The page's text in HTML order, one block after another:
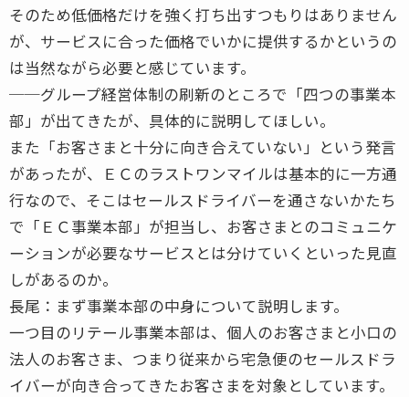
そのため低価格だけを強く打ち出すつもりはありません
が、サービスに合った価格でいかに提供するかというの
は当然ながら必要と感じています。
──グループ経営体制の刷新のところで「四つの事業本
部」が出てきたが、具体的に説明してほしい。
また「お客さまと十分に向き合えていない」という発言
があったが、ＥＣのラストワンマイルは基本的に一方通
行なので、そこはセールスドライバーを通さないかたち
で「ＥＣ事業本部」が担当し、お客さまとのコミュニケ
ーションが必要なサービスとは分けていくといった見直
しがあるのか。
長尾：まず事業本部の中身について説明します。
一つ目のリテール事業本部は、個人のお客さまと小口の
法人のお客さま、つまり従来から宅急便のセールスドラ
イバーが向き合ってきたお客さまを対象としています。